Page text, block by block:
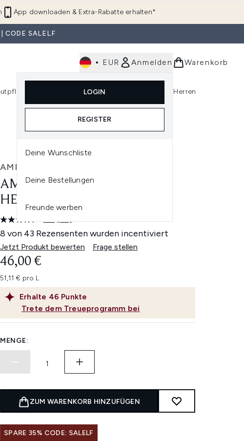
App downloaden & Extra-Rabatte erhalten*
CODE SALELF
• EUR Anmelden
LOGIN
REGISTER
Deine Wunschliste
Deine Bestellungen
Freunde werben
Warenkorb
(Neu & Trending) Untermenü Anmelden (Kosmetik) Untermenü Anmelden (Haarpflege)
Parfum
Untermenü Anmelden (Parfum)
Herren
AMELIORATE
AMELIORATE SMOOTH SKIN
HERO'S BUNDLE
4.5 43
Bewertungen
lesen.
Link
(43)
8 von 43 Rezensenten wurden incentiviert
Jetzt Produkt bewerten Frage stellen
Erhalte 46 Punkte
Trete dem Treueprogramm bei
46,00 €
51,11 € pro L
MENGE:
ZUM WARENKORB HINZUFÜGEN
SPARE 35% CODE: SALELF